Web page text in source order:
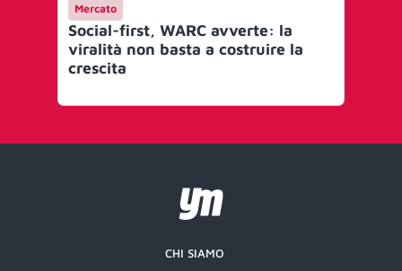
Mercato
Social-first, WARC avverte: la
viralità non basta a costruire la
crescita
CHI SIAMO